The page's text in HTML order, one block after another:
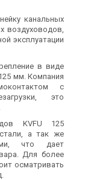
канальных
воздуховодов,
эксплуатации
в виде
мм. Компания
с
это
KVFU 125
а так же
что дает
Для более
осматривать